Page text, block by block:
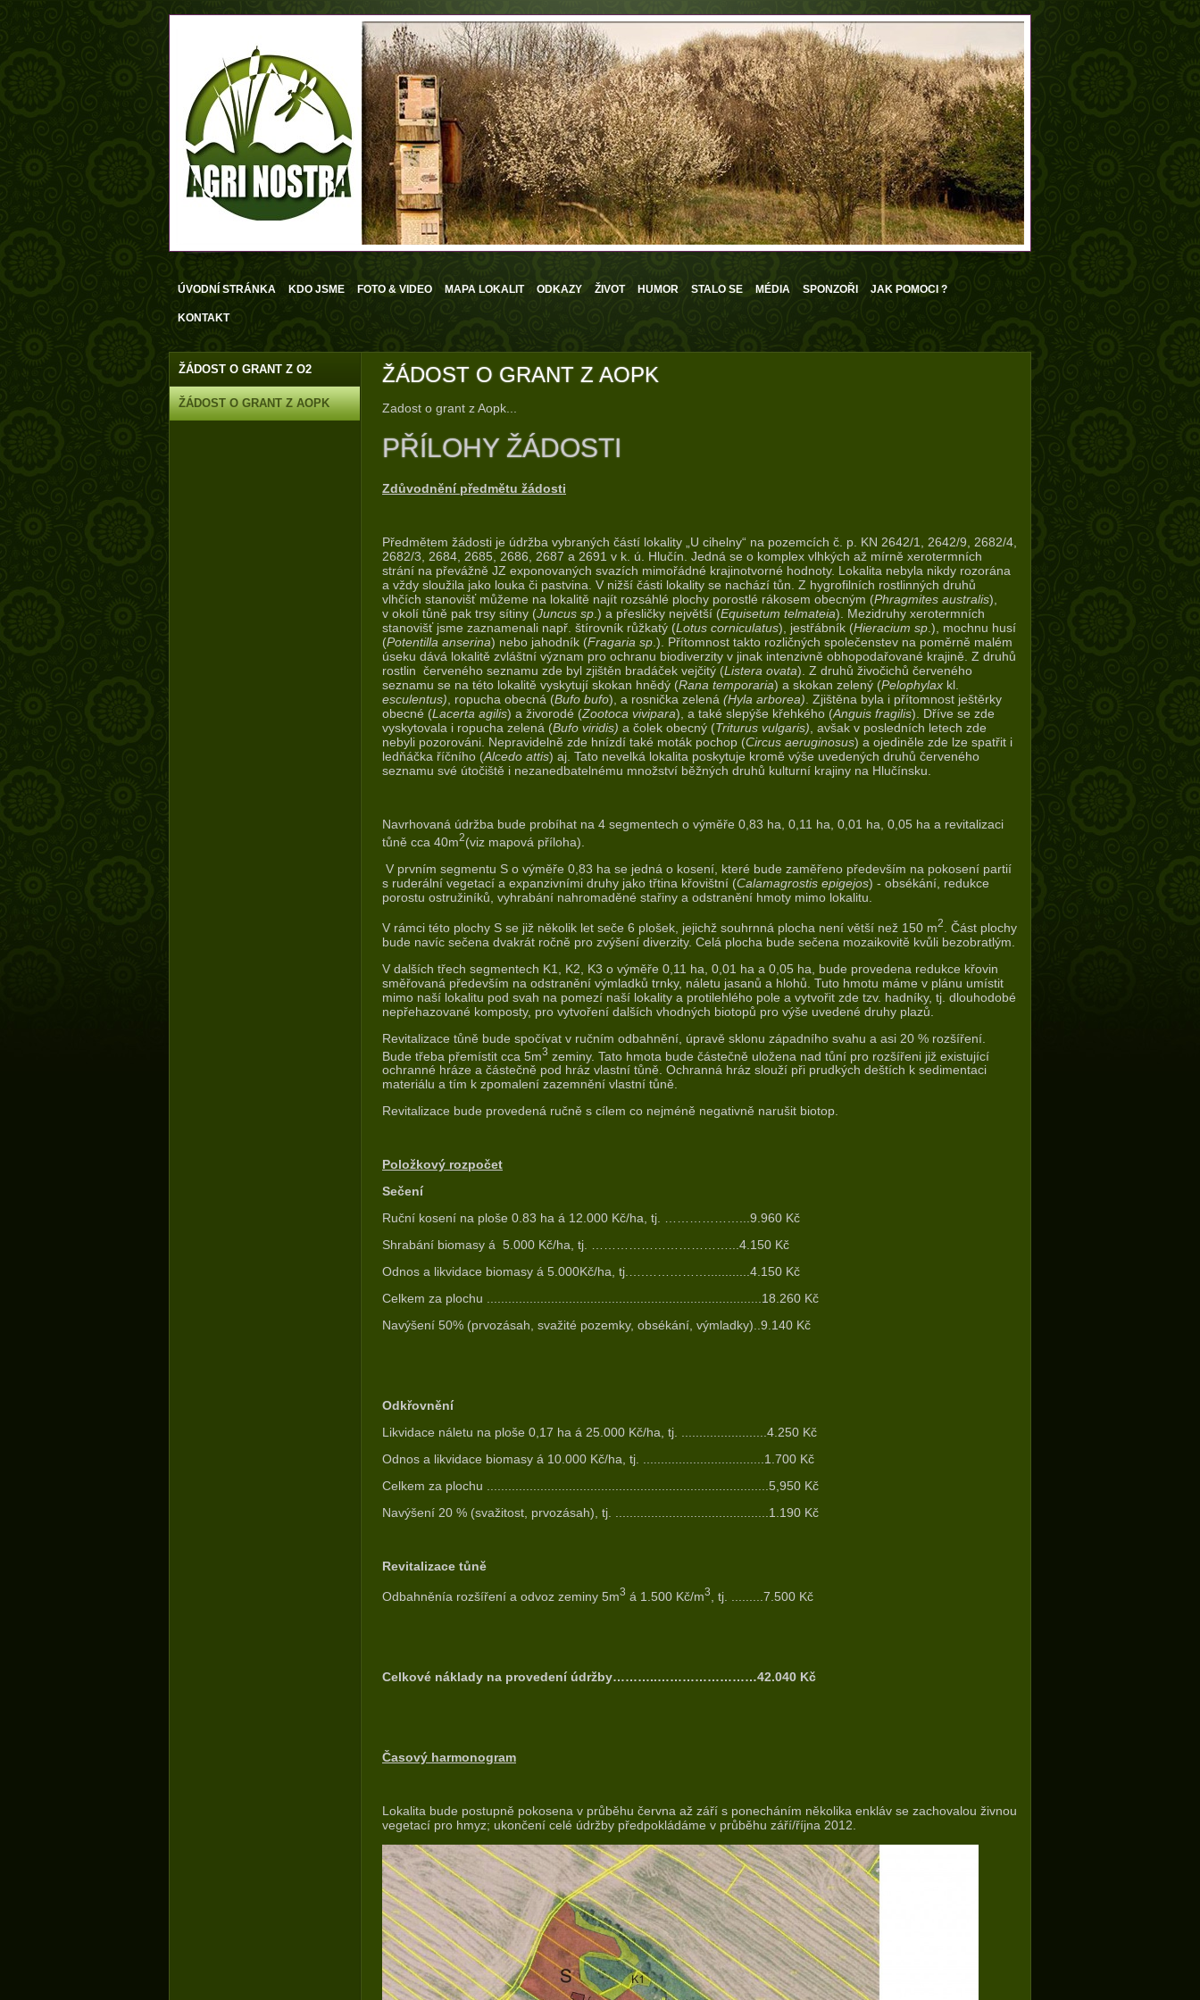
ÚVODNÍ STRÁNKA KDO JSME FOTO & VIDEO MAPA LOKALIT ODKAZY ŽIVOT HUMOR STALO SE MÉDIA SPONZOŘI JAK POMOCI ?
KONTAKT
ŽÁDOST O GRANT Z AOPK
Zadost o grant z Aopk...
PŘÍLOHY ŽÁDOSTI
Zdůvodnění předmětu žádosti
Předmětem žádosti je údržba vybraných částí lokality „U cihelny“ na pozemcích č. p. KN 2642/1, 2642/9, 2682/4,
2682/3, 2684, 2685, 2686, 2687 a 2691 v k. ú. Hlučín. Jedná se o komplex vlhkých až mírně xerotermních
strání na převážně JZ exponovaných svazích mimořádné krajinotvorné hodnoty. Lokalita nebyla nikdy rozorána
a vždy sloužila jako louka či pastvina. V nižší části lokality se nachází tůn. Z hygrofilních rostlinných druhů
vlhčích stanovišť můžeme na lokalitě najít rozsáhlé plochy porostlé rákosem obecným (Phragmites australis),
v okolí tůně pak trsy sítiny (Juncus sp .) a přesličky největší (Equisetum telmateia). Mezidruhy xerotermních
stanovišť jsme zaznamenali např. štírovník růžkatý (Lotus corniculatus), jestřábník (Hieracium sp .), mochnu husí
(Potentilla anserina) nebo jahodník (Fragaria sp .). Přítomnost takto rozličných společenstev na poměrně malém
úseku dává lokalitě zvláštní význam pro ochranu biodiverzity v jinak intenzivně obhopodařované krajině. Z druhů
rostlin červeného seznamu zde byl zjištěn bradáček vejčitý (Listera ovata). Z druhů živočichů červeného
seznamu se na této lokalitě vyskytují skokan hnědý (Rana temporaria) a skokan zelený (Pelophylax kl.
esculentus) , ropucha obecná (Bufo bufo), a rosnička zelená (Hyla arborea) . Zjištěna byla i přítomnost ještěrky
obecné (Lacerta agilis) a živorodé (Zootoca vivipara), a také slepýše křehkého (Anguis fragilis). Dříve se zde
vyskytovala i ropucha zelená (Bufo viridis) a čolek obecný (Triturus vulgaris) , avšak v posledních letech zde
nebyli pozorováni. Nepravidelně zde hnízdí také moták pochop (Circus aeruginosus) a ojediněle zde lze spatřit i
ledňáčka říčního (Alcedo attis) aj. Tato nevelká lokalita poskytuje kromě výše uvedených druhů červeného
seznamu své útočiště i nezanedbatelnému množství běžných druhů kulturní krajiny na Hlučínsku.
Navrhovaná údržba bude probíhat na 4 segmentech o výměře 0,83 ha, 0,11 ha, 0,01 ha, 0,05 ha a revitalizaci
tůně cca 40m2(viz mapová příloha).
V prvním segmentu S o výměře 0,83 ha se jedná o kosení, které bude zaměřeno především na pokosení partií
s ruderální vegetací a expanzivními druhy jako třtina křovištní (Calamagrostis epigejos) - obsékání, redukce
porostu ostružiníků, vyhrabání nahromaděné stařiny a odstranění hmoty mimo lokalitu.
V rámci této plochy S se již několik let seče 6 plošek, jejichž souhrnná plocha není větší než 150 m2
. Část plochy
bude navíc sečena dvakrát ročně pro zvýšení diverzity. Celá plocha bude sečena mozaikovitě kvůli bezobratlým.
V dalších třech segmentech K1, K2, K3 o výměře 0,11 ha, 0,01 ha a 0,05 ha, bude provedena redukce křovin
směřovaná především na odstranění výmladků trnky, náletu jasanů a hlohů. Tuto hmotu máme v plánu umístit
mimo naší lokalitu pod svah na pomezí naší lokality a protilehlého pole a vytvořit zde tzv. hadníky, tj. dlouhodobé
nepřehazované komposty, pro vytvoření dalších vhodných biotopů pro výše uvedené druhy plazů.
Revitalizace tůně bude spočívat v ručním odbahnění, úpravě sklonu západního svahu a asi 20 % rozšíření.
Bude třeba přemístit cca 5m3 zeminy. Tato hmota bude částečně uložena nad tůní pro rozšířeni již existující
ochranné hráze a částečně pod hráz vlastní tůně. Ochranná hráz slouží při prudkých deštích k sedimentaci
materiálu a tím k zpomalení zazemnění vlastní tůně.
Revitalizace bude provedená ručně s cílem co nejméně negativně narušit biotop.
Položkový rozpočet
Sečení
Ruční kosení na ploše 0.83 ha á 12.000 Kč/ha, tj. ………………...9.960 Kč
Shrabání biomasy á 5.000 Kč/ha, tj. ……………………………...4.150 Kč
Odnos a likvidace biomasy á 5.000Kč/ha, tj.….……………............4.150 Kč
Celkem za plochu .............................................................................18.260 Kč
Navýšení 50% (prvozásah, svažité pozemky, obsékání, výmladky)..9.140 Kč
Odkřovnění
Likvidace náletu na ploše 0,17 ha á 25.000 Kč/ha, tj. ........................4.250 Kč
Odnos a likvidace biomasy á 10.000 Kč/ha, tj. ..................................1.700 Kč
Celkem za plochu ...............................................................................5,950 Kč
Navýšení 20 % (svažitost, prvozásah), tj. ...........................................1.190 Kč
Revitalizace tůně
Odbahněnía rozšíření a odvoz zeminy 5m3 á 1.500 Kč/m3 , tj. .........7.500 Kč
Celkové náklady na provedení údržby………..……………………42.040 Kč
Časový harmonogram
Lokalita bude postupně pokosena v průběhu června až září s ponecháním několika enkláv se zachovalou živnou
vegetací pro hmyz; ukončení celé údržby předpokládáme v průběhu září/října 2012.
ŽÁDOST O GRANT Z O2
ŽÁDOST O GRANT Z AOPK